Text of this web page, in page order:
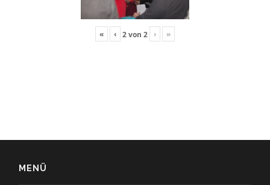
« ‹ 2von 2 › »
MENÜ